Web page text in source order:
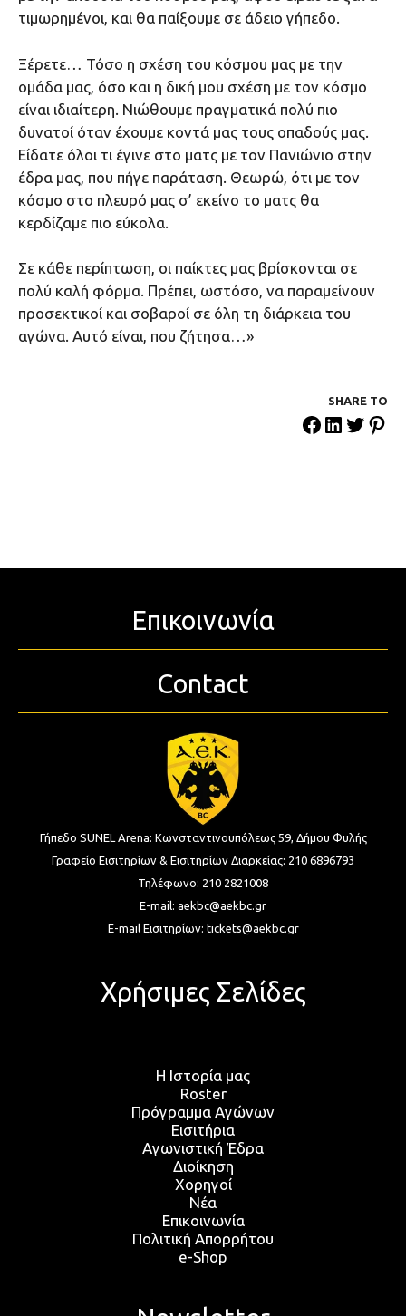
τιμωρημένοι, και θα παίξουμε σε άδειο γήπεδο.
Ξέρετε… Τόσο η σχέση του κόσμου μας με την
ομάδα μας, όσο και η δική μου σχέση με τον κόσμο
είναι ιδιαίτερη. Νιώθουμε πραγματικά πολύ πιο
δυνατοί όταν έχουμε κοντά μας τους οπαδούς μας.
Είδατε όλοι τι έγινε στο ματς με τον Πανιώνιο στην
έδρα μας, που πήγε παράταση. Θεωρώ, ότι με τον
κόσμο στο πλευρό μας σ’ εκείνο το ματς θα
κερδίζαμε πιο εύκολα.
Σε κάθε περίπτωση, οι παίκτες μας βρίσκονται σε
πολύ καλή φόρμα. Πρέπει, ωστόσο, να παραμείνουν
προσεκτικοί και σοβαροί σε όλη τη διάρκεια του
αγώνα. Αυτό είναι, που ζήτησα…»
SHARE ΤΟ
Επικοινωνία
Contact
Γήπεδο SUNEL Arena: Κωνσταντινουπόλεως 59, Δήμου Φυλής
Γραφείο Εισιτηρίων & Εισιτηρίων Διαρκείας: 210 6896793
Τηλέφωνο: 210 2821008
E-mail: aekbc@aekbc.gr
E-mail Εισιτηρίων: tickets@aekbc.gr
Χρήσιμες Σελίδες
Η Ιστορία μας
Roster
Πρόγραμμα Αγώνων
Εισιτήρια
Αγωνιστική Έδρα
Διοίκηση
Χορηγοί
Νέα
Επικοινωνία
Πολιτική Απορρήτου
e-Shop